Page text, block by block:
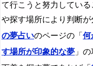
て行こうと努力してい
や探す場所により判断
の夢占いのページの「 何
す場所が印象的な夢 」